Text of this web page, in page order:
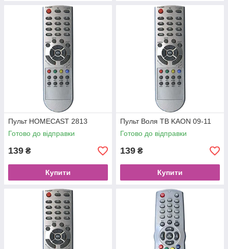
Пульт HOMECAST 2813
Готово до відправки
139 ₴
Купити
Пульт Воля ТВ KAON 09-11
Готово до відправки
139 ₴
Купити